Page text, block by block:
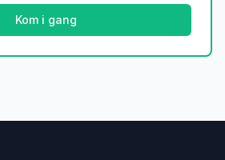
Kom i gang